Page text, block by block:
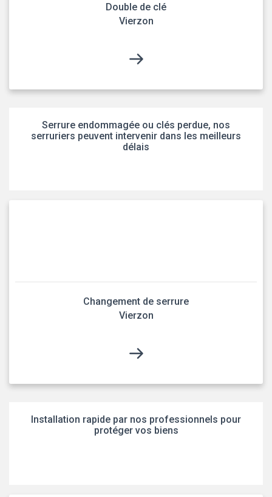
Double de clé
Vierzon
Serrure endommagée ou clés perdue, nos
serruriers peuvent intervenir dans les meilleurs
délais
Changement de serrure
Vierzon
Installation rapide par nos professionnels pour
protéger vos biens